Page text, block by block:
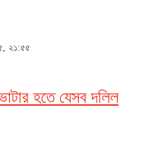
২১:৫৫
হতে যেসব দলিল